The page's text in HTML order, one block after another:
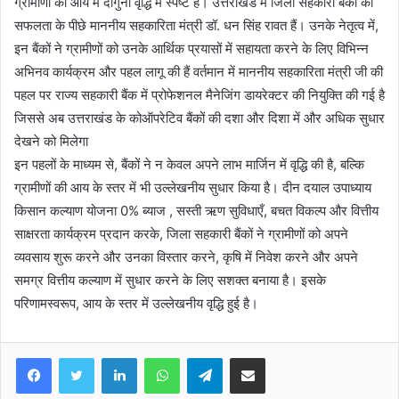
सफलता के पीछे माननीय सहकारिता मंत्री डॉ. धन सिंह रावत हैं। उनके नेतृत्व में,
इन बैंकों ने ग्रामीणों को उनके आर्थिक प्रयासों में सहायता करने के लिए विभिन्न
अभिनव कार्यक्रम और पहल लागू की हैं वर्तमान में माननीय सहकारिता मंत्री जी की
पहल पर राज्य सहकारी बैंक में प्रोफेशनल मैनेजिंग डायरेक्टर की नियुक्ति की गई है
जिससे अब उत्तराखंड के कोऑपरेटिव बैंकों की दशा और दिशा में और अधिक सुधार
देखने को मिलेगा
इन पहलों के माध्यम से, बैंकों ने न केवल अपने लाभ मार्जिन में वृद्धि की है, बल्कि
ग्रामीणों की आय के स्तर में भी उल्लेखनीय सुधार किया है। दीन दयाल उपाध्याय
किसान कल्याण योजना 0% ब्याज , सस्ती ऋण सुविधाएँ, बचत विकल्प और वित्तीय
साक्षरता कार्यक्रम प्रदान करके, जिला सहकारी बैंकों ने ग्रामीणों को अपने
व्यवसाय शुरू करने और उनका विस्तार करने, कृषि में निवेश करने और अपने
समग्र वित्तीय कल्याण में सुधार करने के लिए सशक्त बनाया है। इसके
परिणामस्वरूप, आय के स्तर में उल्लेखनीय वृद्धि हुई है।
Telegram